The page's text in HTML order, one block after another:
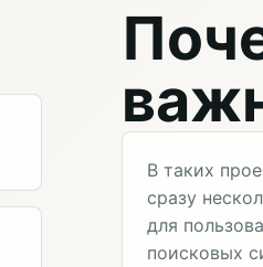
В таких
сразу
для
поисковых